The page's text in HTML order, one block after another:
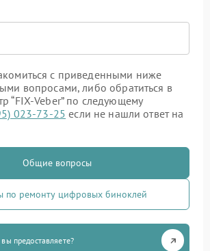
с приведенными ниже
вопросами, либо обратиться в
“FIX-Veber” по следующему
023-73-25 если не нашли ответ на
Общие вопросы
по ремонту цифровых биноклей
предоставляете?